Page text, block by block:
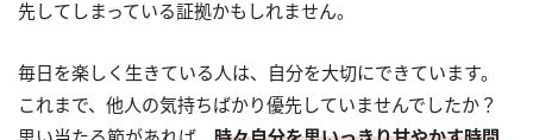
先してしまっている証拠かもしれません。
毎日を楽しく生きている人は、自分を大切にできています。
これまで、他人の気持ちばかり優先していませんでしたか？